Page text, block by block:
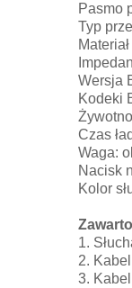
Pasmo
Typ
Wersja
Kodeki
Czas
Waga:
Nacisk
Kolor
1.
2.
3.